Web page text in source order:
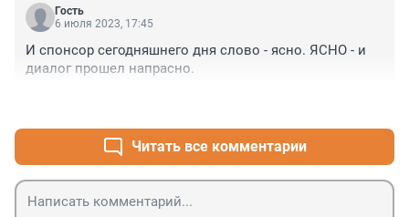
Гость
6 июля 2023, 17:45
И спонсор сегодняшнего дня слово - ясно. ЯСНО - и
диалог прошел напрасно.
Читать все комментарии